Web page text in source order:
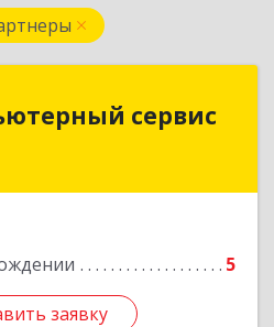
сервис
5
заявку
сервис
заявку